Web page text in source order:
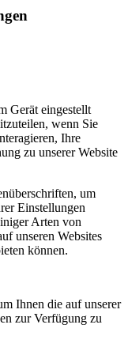
Gerät eingestellt
wenn Sie
Ihre
zu unserer Website
um
Einstellungen
Arten von
unseren Websites
können.
Ihnen die auf unserer
zur Verfügung zu